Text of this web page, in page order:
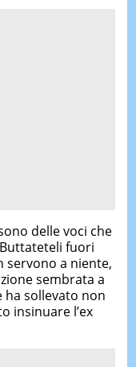
delle voci che
fuori
servono a niente,
sembrata a
ha sollevato non
insinuare l’ex